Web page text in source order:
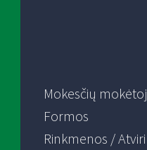
Mokesčių
Formos
Rinkmenos /